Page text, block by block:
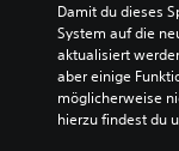
Damit du dieses
System auf die
aktualisiert
aber einige
möglicherweise
hierzu findest du